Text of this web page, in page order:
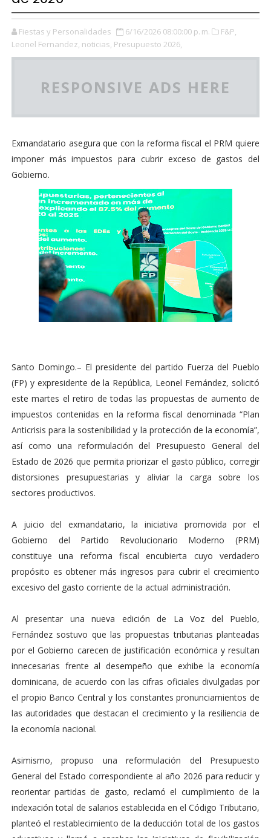
Fiestas y Personalidades 6/16/2026 08:00:00 p. m.
F&P,
Leonel Fernandez, noticias, Presupuesto 2026,
RESPONSIVE ADS HERE
Exmandatario asegura que con la reforma fiscal el PRM quiere
imponer más impuestos para cubrir exceso de gastos del
Gobierno.
Santo Domingo.– El presidente del partido Fuerza del Pueblo
(FP) y expresidente de la República, Leonel Fernández, solicitó
este martes el retiro de todas las propuestas de aumento de
impuestos contenidas en la reforma fiscal denominada “Plan
Anticrisis para la sostenibilidad y la protección de la economía”,
así como una reformulación del Presupuesto General del
Estado de 2026 que permita priorizar el gasto público, corregir
distorsiones presupuestarias y aliviar la carga sobre los
sectores productivos.
A juicio del exmandatario, la iniciativa promovida por el
Gobierno del Partido Revolucionario Moderno (PRM)
constituye una reforma fiscal encubierta cuyo verdadero
propósito es obtener más ingresos para cubrir el crecimiento
excesivo del gasto corriente de la actual administración.
Al presentar una nueva edición de La Voz del Pueblo,
Fernández sostuvo que las propuestas tributarias planteadas
por el Gobierno carecen de justificación económica y resultan
innecesarias frente al desempeño que exhibe la economía
dominicana, de acuerdo con las cifras oficiales divulgadas por
el propio Banco Central y los constantes pronunciamientos de
las autoridades que destacan el crecimiento y la resiliencia de
la economía nacional.
Asimismo, propuso una reformulación del Presupuesto
General del Estado correspondiente al año 2026 para reducir y
reorientar partidas de gasto, reclamó el cumplimiento de la
indexación total de salarios establecida en el Código Tributario,
planteó el restablecimiento de la deducción total de los gastos